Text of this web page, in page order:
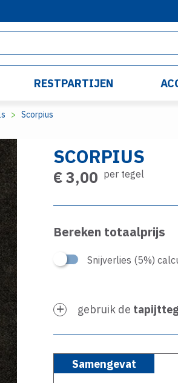
RESTPARTIJEN
Scorpius
SCORPIUS
€ 3,00 per tegel
Bereken totaalprijs
Snijverlies (5%)
gebruik de
Samengevat